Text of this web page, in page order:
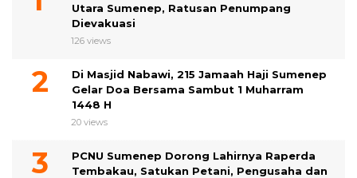
Utara Sumenep, Ratusan Penumpang
Dievakuasi
126 views
Di Masjid Nabawi, 215 Jamaah Haji Sumenep
Gelar Doa Bersama Sambut 1 Muharram
1448 H
20 views
PCNU Sumenep Dorong Lahirnya Raperda
Tembakau, Satukan Petani, Pengusaha dan